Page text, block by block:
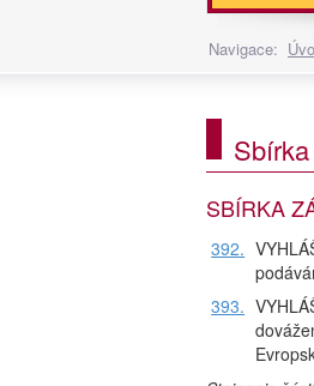
Navigace:
SBÍRKA
392.
393.